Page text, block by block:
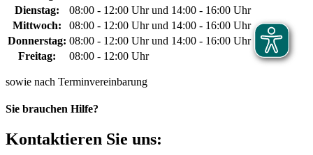
Dienstag:
08:00 - 12:00 Uhr und 14:00 - 16:00 Uhr
Mittwoch:
08:00 - 12:00 Uhr und 14:00 - 16:00 Uhr
Donnerstag: 08:00 - 12:00 Uhr und 14:00 - 16:00 Uhr
Freitag:
08:00 - 12:00 Uhr
sowie nach Terminvereinbarung
Sie brauchen Hilfe?
Kontaktieren Sie uns: